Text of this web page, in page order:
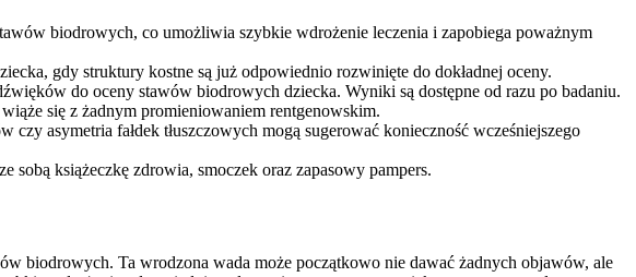
biodrowych, co umożliwia szybkie wdrożenie leczenia i zapobiega poważnym
gdy struktury kostne są już odpowiednio rozwinięte do dokładnej oceny.
do oceny stawów biodrowych dziecka. Wyniki są dostępne od razu po badaniu.
się z żadnym promieniowaniem rentgenowskim.
czy asymetria fałdek tłuszczowych mogą sugerować konieczność wcześniejszego
sobą książeczkę zdrowia, smoczek oraz zapasowy pampers.
biodrowych. Ta wrodzona wada może początkowo nie dawać żadnych objawów, ale